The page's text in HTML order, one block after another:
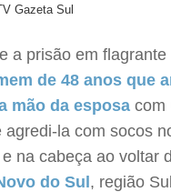
Gazeta Sul
a prisão em
de 48 anos que
mão da esposa com
agredi-la com socos
na cabeça ao voltar
do Sul , região